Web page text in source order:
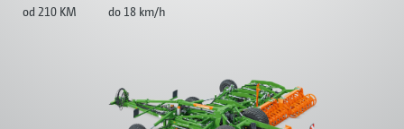
od 210 KM do 18 km/h